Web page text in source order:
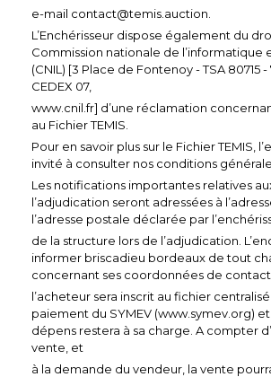
e-mail contact@temis.auction.
L’Enchérisseur dispose également du
Commission nationale de l’informatique
(CNIL) [3 Place de Fontenoy - TSA 80715 -
CEDEX 07,
www.cnil.fr] d’une réclamation
au Fichier TEMIS.
Pour en savoir plus sur le Fichier TEMIS,
invité à consulter nos conditions
Les notifications importantes relatives
l’adjudication seront adressées à
l’adresse postale déclarée par
de la structure lors de l’adjudication.
informer briscadieu bordeaux de tout
concernant ses coordonnées de
l’acheteur sera inscrit au fichier
paiement du SYMEV (www.symev.org)
dépens restera à sa charge. A compter
vente, et
à la demande du vendeur, la vente